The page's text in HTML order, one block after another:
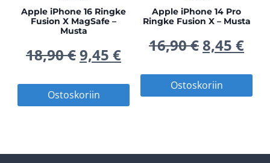
Apple iPhone 16 Ringke
Fusion X MagSafe –
Musta
18,90€Alkuperäinen
hinta
oli:
9,45 €Nykyinen
hinta
on:
Ostoskoriin
Apple iPhone 14 Pro
Ringke Fusion X – Musta
16,90€
hinta
oli:
8,45 €
on:
Ostoskoriin